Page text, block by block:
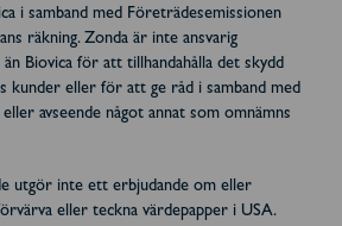
i samband med Företrädesemissionen
räkning. Zonda är inte ansvarig
Biovica för att tillhandahålla det skydd
kunder eller för att ge råd i samband med
avseende något annat som omnämns
utgör inte ett erbjudande om eller
eller teckna värdepapper i USA.